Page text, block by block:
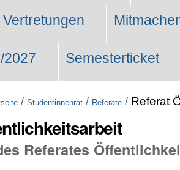
2027 Semesterticket
/ Studentinnenrat / Referate / Referat
Referates